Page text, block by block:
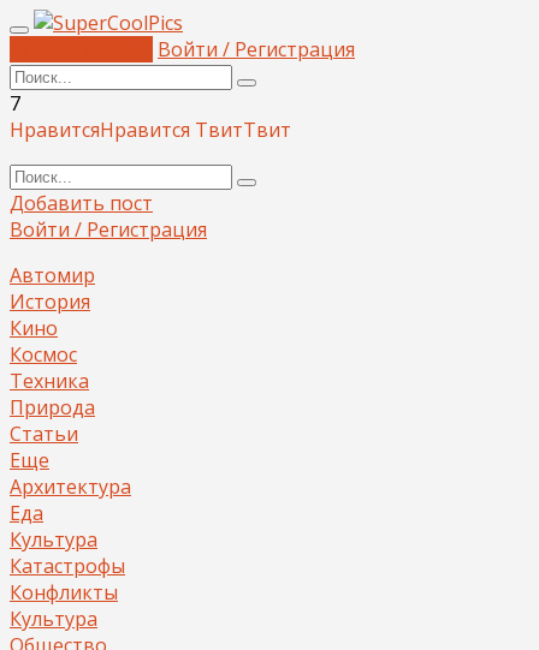
Войти / Регистрация
7
НравитсяНравится ТвитТвит
Добавить пост
Войти / Регистрация
Автомир
История
Кино
Космос
Техника
Природа
Статьи
Еще
Архитектура
Еда
Культура
Катастрофы
Конфликты
Культура